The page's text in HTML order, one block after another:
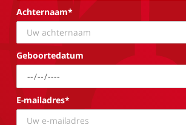
Achternaam*
Geboortedatum
E-mailadres*